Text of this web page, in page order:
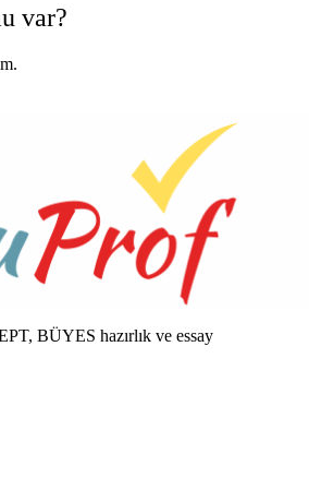
var?
BÜYES hazırlık ve essay